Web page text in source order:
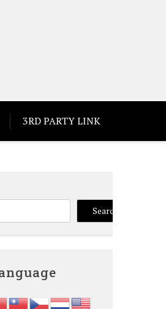
3RD PARTY LINK
Search